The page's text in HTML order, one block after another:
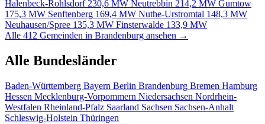
Halenbeck-Rohlsdorf 230,6 MW Neutrebbin 214,2 MW Gumtow
175,3 MW Senftenberg 169,4 MW Nuthe-Urstromtal 148,3 MW
Neuhausen/Spree 135,3 MW Finsterwalde 133,9 MW
Alle 412 Gemeinden in Brandenburg ansehen →
Alle Bundesländer
Baden-Württemberg Bayern Berlin Brandenburg Bremen Hamburg
Hessen Mecklenburg-Vorpommern Niedersachsen Nordrhein-
Westfalen Rheinland-Pfalz Saarland Sachsen Sachsen-Anhalt
Schleswig-Holstein Thüringen